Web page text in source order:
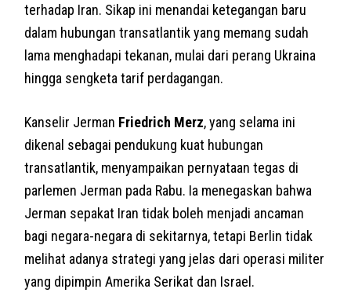
terhadap Iran. Sikap ini menandai ketegangan baru
dalam hubungan transatlantik yang memang sudah
lama menghadapi tekanan, mulai dari perang Ukraina
hingga sengketa tarif perdagangan.
Kanselir Jerman Friedrich Merz, yang selama ini
dikenal sebagai pendukung kuat hubungan
transatlantik, menyampaikan pernyataan tegas di
parlemen Jerman pada Rabu. Ia menegaskan bahwa
Jerman sepakat Iran tidak boleh menjadi ancaman
bagi negara-negara di sekitarnya, tetapi Berlin tidak
melihat adanya strategi yang jelas dari operasi militer
yang dipimpin Amerika Serikat dan Israel.